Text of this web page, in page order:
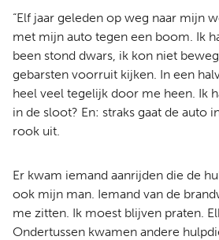
“Elf jaar geleden op weg naar mijn
met mijn auto tegen een boom. Ik
been stond dwars, ik kon niet
gebarsten voorruit kijken. In een
heel veel tegelijk door me heen. Ik
in de sloot? En: straks gaat de auto
rook uit.
Er kwam iemand aanrijden die de
ook mijn man. Iemand van de
me zitten. Ik moest blijven praten.
Ondertussen kwamen andere